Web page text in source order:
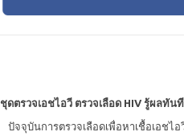
ชุดตรวจเอชไอวี ตรวจเลือด HIV รู้ผลทันที
ปัจจุบันการตรวจเลือดเพื่อหาเชื้อเอชไ